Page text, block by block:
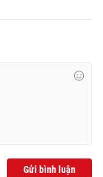
Gửi bình luận